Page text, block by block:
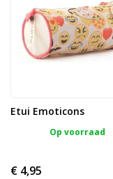
Etui Emoticons
Op voorraad
€ 4,95